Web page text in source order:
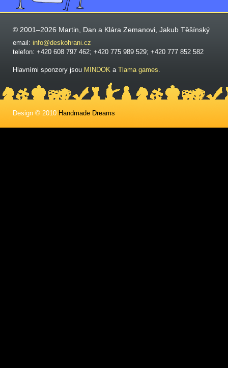
© 2001–2026 Martin, Dan a Klára Zemanovi, Jakub Těšínský
email: info@deskohrani.cz
telefon: +420 608 797 462; +420 775 989 529; +420 777 852 582
Hlavními sponzory jsou MINDOK a Tlama games.
Design © 2010 Handmade Dreams